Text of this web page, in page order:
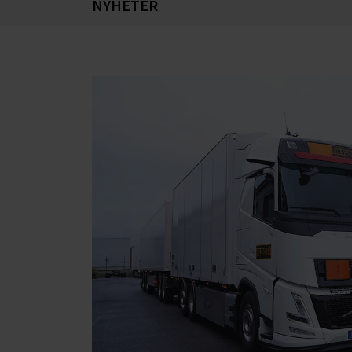
NYHETER